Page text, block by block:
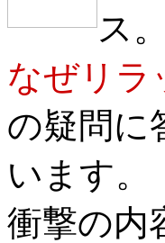
ス。
なぜリラ
の疑問に
います。
衝撃の内